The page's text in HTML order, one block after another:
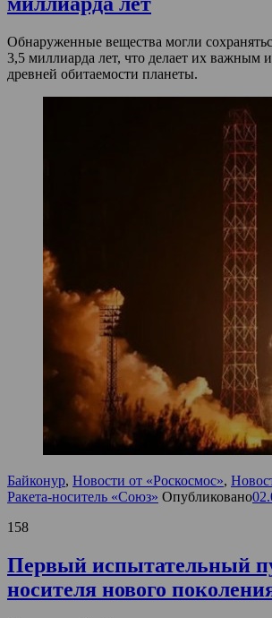
Обнаруженные вещества могли
3,5 миллиарда лет, что делает их важным
древней обитаемости планеты.
Байконур, Новости от «Роскосмос»,
Ракета-носитель «Союз» Опубликовано
158
Первый испытательный
носителя нового